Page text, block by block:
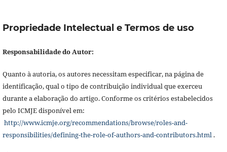
Propriedade Intelectual e Termos de uso
Responsabilidade do Autor:
Quanto à autoria, os autores necessitam especificar, na página de
identificação, qual o tipo de contribuição individual que exerceu
durante a elaboração do artigo. Conforme os critérios estabelecidos
pelo ICMJE disponível em:
http://www.icmje.org/recommendations/browse/roles-and-
responsibilities/defining-the-role-of-authors-and-contributors.html.